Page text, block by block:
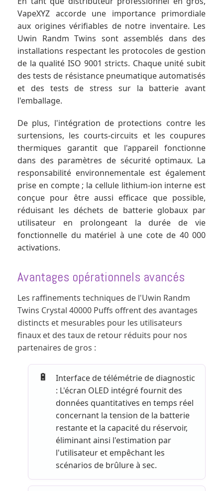
VapeXYZ accorde une importance primordiale
aux origines vérifiables de notre inventaire. Les
Uwin Randm Twins sont assemblés dans des
installations respectant les protocoles de gestion
de la qualité ISO 9001 stricts. Chaque unité subit
des tests de résistance pneumatique automatisés
et des tests de stress sur la batterie avant
l'emballage.
De plus, l'intégration de protections contre les
surtensions, les courts-circuits et les coupures
thermiques garantit que l'appareil fonctionne
dans des paramètres de sécurité optimaux. La
responsabilité environnementale est également
prise en compte ; la cellule lithium-ion interne est
conçue pour être aussi efficace que possible,
réduisant les déchets de batterie globaux par
utilisateur en prolongeant la durée de vie
fonctionnelle du matériel à une cote de 40 000
activations.
Avantages opérationnels avancés
Les raffinements techniques de l'Uwin Randm
Twins Crystal 40000 Puffs offrent des avantages
distincts et mesurables pour les utilisateurs
finaux et des taux de retour réduits pour nos
partenaires de gros :
🔋
Interface de télémétrie de diagnostic
: L'écran OLED intégré fournit des
données quantitatives en temps réel
concernant la tension de la batterie
restante et la capacité du réservoir,
éliminant ainsi l'estimation par
l'utilisateur et empêchant les
scénarios de brûlure à sec.